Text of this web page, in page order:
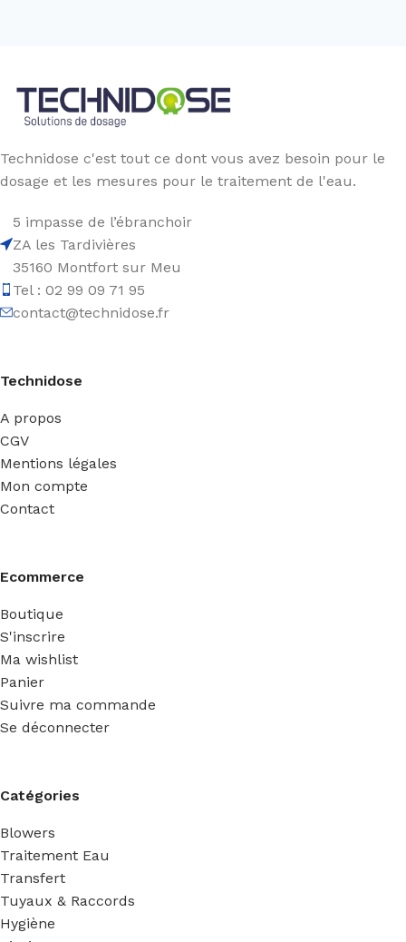
Technidose c'est tout ce dont vous avez besoin pour le
dosage et les mesures pour le traitement de l'eau.
5 impasse de l’ébranchoir
ZA les Tardivières
35160 Montfort sur Meu
Tel : 02 99 09 71 95
contact@technidose.fr
Technidose
A propos
CGV
Mentions légales
Mon compte
Contact
Ecommerce
Boutique
S'inscrire
Ma wishlist
Panier
Suivre ma commande
Se déconnecter
Catégories
Blowers
Traitement Eau
Transfert
Tuyaux & Raccords
Hygiène